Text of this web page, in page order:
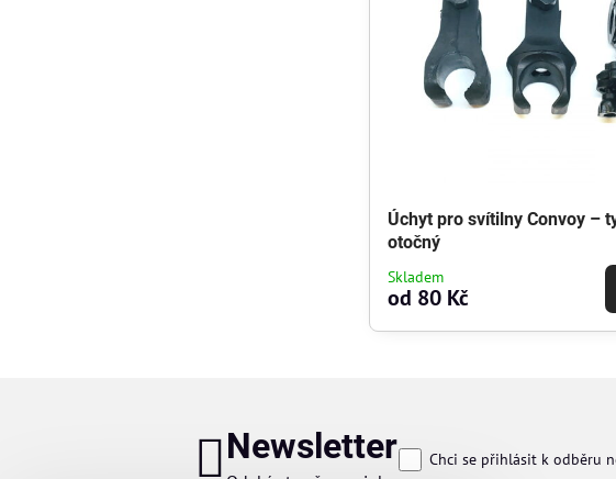
Úchyt pro svítilny Convoy –
otočný
Skladem
od 80 Kč
Newsletter Chci se přihlásit k odběru